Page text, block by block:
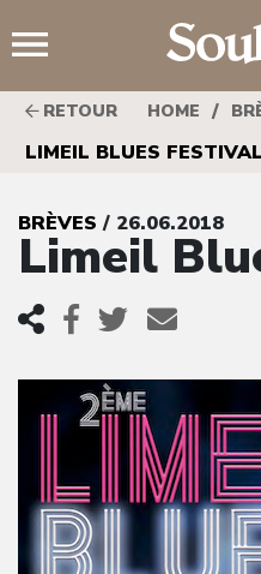
RETOUR HOME /
LIMEIL BLUES FESTIVAL
BRÈVES / 26.06.2018
Limeil